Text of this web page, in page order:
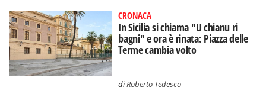
CRONACA
In Sicilia si chiama "U chianu ri
bagni" e ora è rinata: Piazza delle
Terme cambia volto
diRoberto Tedesco